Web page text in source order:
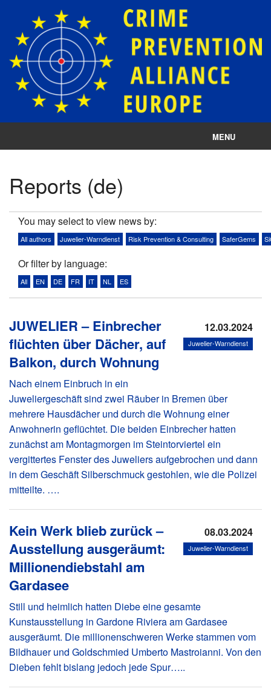
MENU
Privacy
Cookie Settings
News
About Us
Media
Reports (de)
You may select to view news by:
All authors Juwelier-Warndienst Risk Prevention & Consulting SaferGems
Or filter by language:
All EN DE FR IT NL ES
12.03.2024
Juwelier-Warndienst
JUWELIER – Einbrecher
flüchten über Dächer, auf
Balkon, durch Wohnung
Nach einem Einbruch in ein
Juweliergeschäft sind zwei Räuber in Bremen über
mehrere Hausdächer und durch die Wohnung einer
Anwohnerin geflüchtet. Die beiden Einbrecher hatten
zunächst am Montagmorgen im Steintorviertel ein
vergittertes Fenster des Juweliers aufgebrochen und dann
in dem Geschäft Silberschmuck gestohlen, wie die Polizei
mitteilte. ….
08.03.2024
Juwelier-Warndienst
Kein Werk blieb zurück –
Ausstellung ausgeräumt:
Millionendiebstahl am
Gardasee
Still und heimlich hatten Diebe eine gesamte
Kunstausstellung in Gardone Riviera am Gardasee
ausgeräumt. Die millionenschweren Werke stammen vom
Bildhauer und Goldschmied Umberto Mastroianni. Von den
Dieben fehlt bislang jedoch jede Spur…..